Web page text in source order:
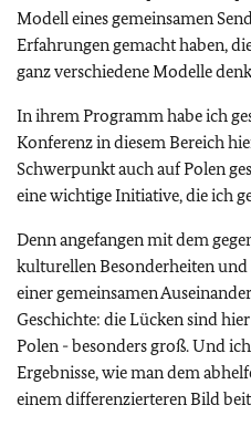
Modell eines gemeinsamen
Erfahrungen gemacht haben,
ganz verschiedene Modelle
In ihrem Programm habe ich
Konferenz in diesem Bereich
Schwerpunkt auch auf Polen
eine wichtige Initiative, die ich
Denn angefangen mit dem
kulturellen Besonderheiten
einer gemeinsamen
Geschichte: die Lücken sind
Polen - besonders groß. Und
Ergebnisse, wie man dem
einem differenzierteren Bild